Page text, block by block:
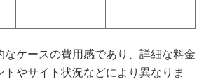
ケースの費用感であり、詳細な料金
トやサイト状況などにより異なりま